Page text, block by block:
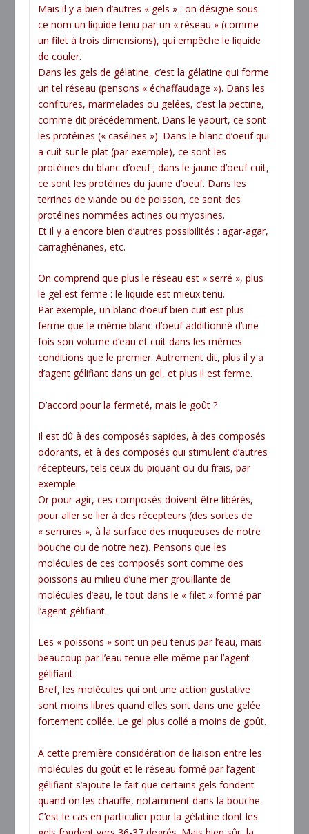
Mais il y a bien d’autres « gels » : on désigne sous
ce nom un liquide tenu par un « réseau » (comme
un filet à trois dimensions), qui empêche le liquide
de couler.
Dans les gels de gélatine, c’est la gélatine qui forme
un tel réseau (pensons « échaffaudage »). Dans les
confitures, marmelades ou gelées, c’est la pectine,
comme dit précédemment. Dans le yaourt, ce sont
les protéines (« caséines »). Dans le blanc d’oeuf qui
a cuit sur le plat (par exemple), ce sont les
protéines du blanc d’oeuf ; dans le jaune d’oeuf cuit,
ce sont les protéines du jaune d’oeuf. Dans les
terrines de viande ou de poisson, ce sont des
protéines nommées actines ou myosines.
Et il y a encore bien d’autres possibilités : agar-agar,
carraghénanes, etc.
On comprend que plus le réseau est « serré », plus
le gel est ferme : le liquide est mieux tenu.
Par exemple, un blanc d’oeuf bien cuit est plus
ferme que le même blanc d’oeuf additionné d’une
fois son volume d’eau et cuit dans les mêmes
conditions que le premier. Autrement dit, plus il y a
d’agent gélifiant dans un gel, et plus il est ferme.
D’accord pour la fermeté, mais le goût ?
Il est dû à des composés sapides, à des composés
odorants, et à des composés qui stimulent d’autres
récepteurs, tels ceux du piquant ou du frais, par
exemple.
Or pour agir, ces composés doivent être libérés,
pour aller se lier à des récepteurs (des sortes de
« serrures », à la surface des muqueuses de notre
bouche ou de notre nez). Pensons que les
molécules de ces composés sont comme des
poissons au milieu d’une mer grouillante de
molécules d’eau, le tout dans le « filet » formé par
l’agent gélifiant.
Les « poissons » sont un peu tenus par l’eau, mais
beaucoup par l’eau tenue elle-même par l’agent
gélifiant.
Bref, les molécules qui ont une action gustative
sont moins libres quand elles sont dans une gelée
fortement collée. Le gel plus collé a moins de goût.
A cette première considération de liaison entre les
molécules du goût et le réseau formé par l’agent
gélifiant s’ajoute le fait que certains gels fondent
quand on les chauffe, notamment dans la bouche.
C’est le cas en particulier pour la gélatine dont les